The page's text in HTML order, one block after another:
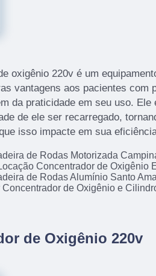
oxigênio 220v é um
vantagens aos pacientes com
da praticidade em seu uso. Ele
de ele ser recarregado,
isso impacte em sua
de Rodas Motorizada
Concentrador de Oxigênio
de Rodas Alumínio Santo
Concentrador de Oxigênio e
de Oxigênio 220v